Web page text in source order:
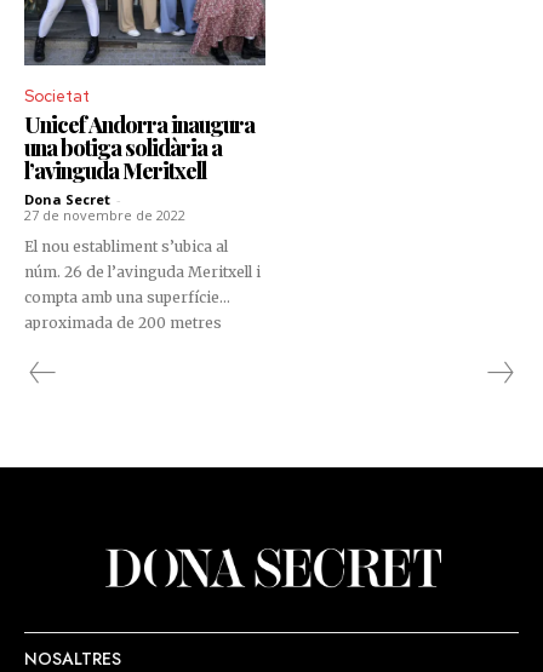
Societat
Unicef Andorra inaugura
una botiga solidària a
l’avinguda Meritxell
Dona Secret -
27 de novembre de 2022
El nou establiment s’ubica al
núm. 26 de l’avinguda Meritxell i
compta amb una superfície
aproximada de 200 metres
Unicef Andorra per Crèdit
NOSALTRES